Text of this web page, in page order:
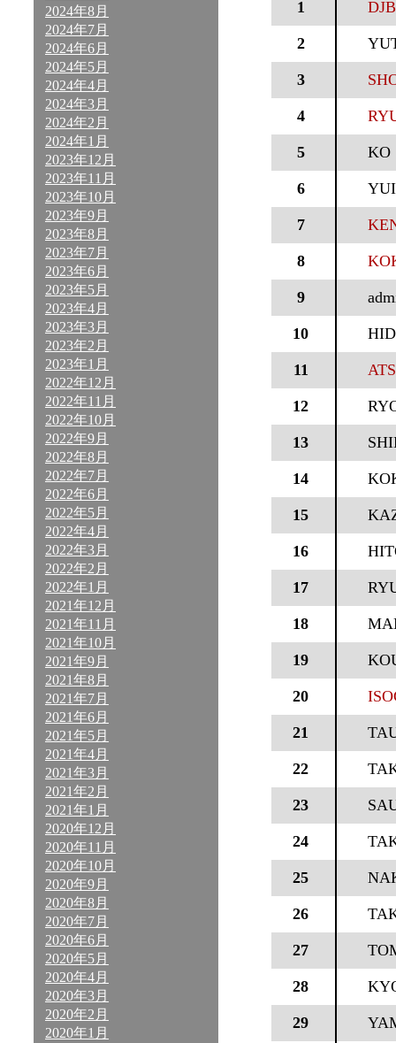
2024年8月
2024年7月
2024年6月
2024年5月
2024年4月
2024年3月
2024年2月
2024年1月
2023年12月
2023年11月
2023年10月
2023年9月
2023年8月
2023年7月
2023年6月
2023年5月
2023年4月
2023年3月
2023年2月
2023年1月
2022年12月
2022年11月
2022年10月
2022年9月
2022年8月
2022年7月
2022年6月
2022年5月
2022年4月
2022年3月
2022年2月
2022年1月
2021年12月
2021年11月
2021年10月
2021年9月
2021年8月
2021年7月
2021年6月
2021年5月
2021年4月
2021年3月
2021年2月
2021年1月
2020年12月
2020年11月
2020年10月
2020年9月
2020年8月
2020年7月
2020年6月
2020年5月
2020年4月
2020年3月
2020年2月
2020年1月
1
2
3
4
5 KO
6
7
8
9
10
11
12
13
14
15
16
17
18
19
20
21
22
23
24
25
26
27
28
29